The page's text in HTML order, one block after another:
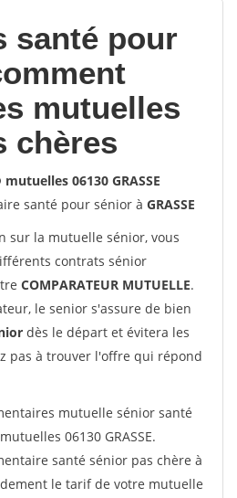
santé pour
mutuelles
chères
06130 GRASSE
santé pour sénior à GRASSE
sur la mutuelle sénior, vous
contrats sénior
COMPARATEUR MUTUELLE.
le senior s'assure de bien
dès le départ et évitera les
pas à trouver l'offre qui répond
mutuelle sénior santé
06130 GRASSE.
santé sénior pas chère à
le tarif de votre mutuelle